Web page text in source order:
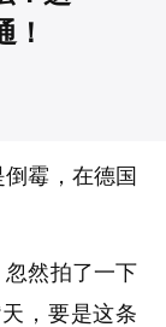
！
霉，在德国
然拍了一下
，要是这条